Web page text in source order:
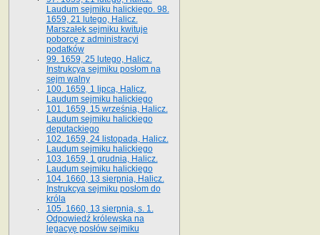
Laudum sejmiku halickiego. 98.
1659, 21 lutego, Halicz.
Marszałek sejmiku kwituje
poborcę z administracyi
podatków
99. 1659, 25 lutego, Halicz.
Instrukcya sejmiku posłom na
sejm walny
100. 1659, 1 lipca, Halicz.
Laudum sejmiku halickiego
101. 1659, 15 września, Halicz.
Laudum sejmiku halickiego
deputackiego
102. 1659, 24 listopada, Halicz.
Laudum sejmiku halickiego
103. 1659, 1 grudnia, Halicz.
Laudum sejmiku halickiego
104. 1660, 13 sierpnia, Halicz.
Instrukcya sejmiku posłom do
króla
105. 1660, 13 sierpnia, s. 1.
Odpowiedź królewska na
legacyę posłów sejmiku